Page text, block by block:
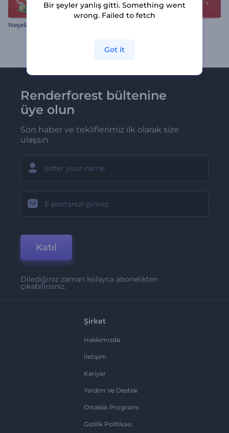
Neşeli Noel Topları İntro
Renderforest bültenine
üye olun
Son haber ve tekliflerimiz ilk olarak size
ulaşsın
Katıl
Dilediğiniz zaman kolayca abonelikten
çıkabilirsiniz.
Şirket
Hakkımızda
İletişim
Kariyer
Yardım Ve Destek
Ortaklık Programı
Gizlilik Politikası
Bir şeyler yanlış gitti. Something went
wrong. Failed to fetch
Got it